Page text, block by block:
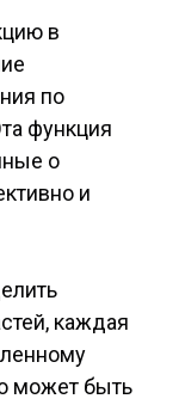
в
по
функция
о
и
каждая
может быть